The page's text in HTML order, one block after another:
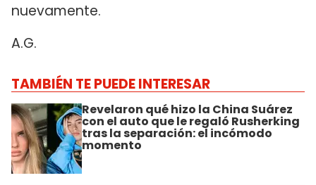
nuevamente.
A.G.
TAMBIÉN TE PUEDE INTERESAR
Revelaron qué hizo la China Suárez
con el auto que le regaló Rusherking
tras la separación: el incómodo
momento